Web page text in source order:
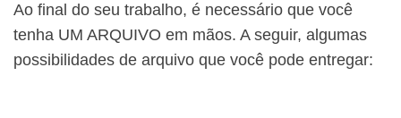
Ao final do seu trabalho, é necessário que você
tenha UM ARQUIVO em mãos. A seguir, algumas
possibilidades de arquivo que você pode entregar: